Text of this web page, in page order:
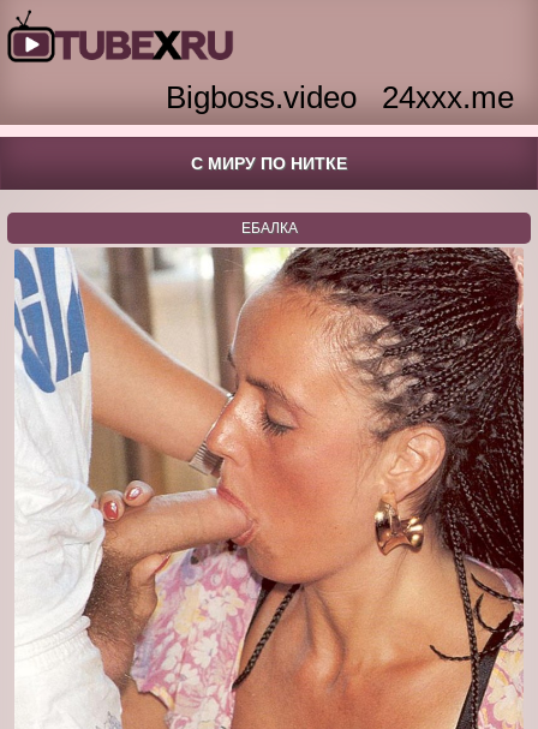
Bigboss.video 24xxx.me
С МИРУ ПО НИТКЕ
ЕБАЛКА